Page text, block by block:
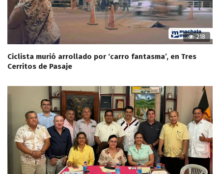
218
Ciclista murió arrollado por ‘carro fantasma’, en Tres
Cerritos de Pasaje